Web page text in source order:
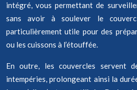
intégré, vous permettant de
sans avoir à soulever le
particulièrement utile pour des
ou les cuissons à l’étouffée.
En outre, les couvercles servent
intempéries, prolongeant ainsi la